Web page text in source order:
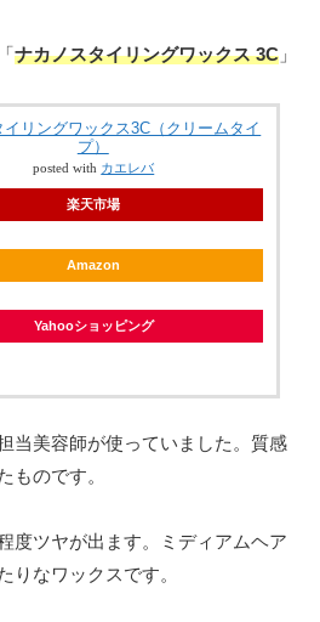
ナカノスタイリングワックス 3C 」
リングワックス3C（クリームタイ
プ）
posted with カエレバ
楽天市場
Amazon
Yahooショッピング
当美容師が使っていました。質感
ものです。
度ツヤが出ます。ミディアムヘア
りなワックスです。